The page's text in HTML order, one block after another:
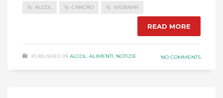
ALCOL CANCRO WEBINAR
READ MORE
PUBLISHED IN ALCOL, ALIMENTI, NOTIZIE NO COMMENTS